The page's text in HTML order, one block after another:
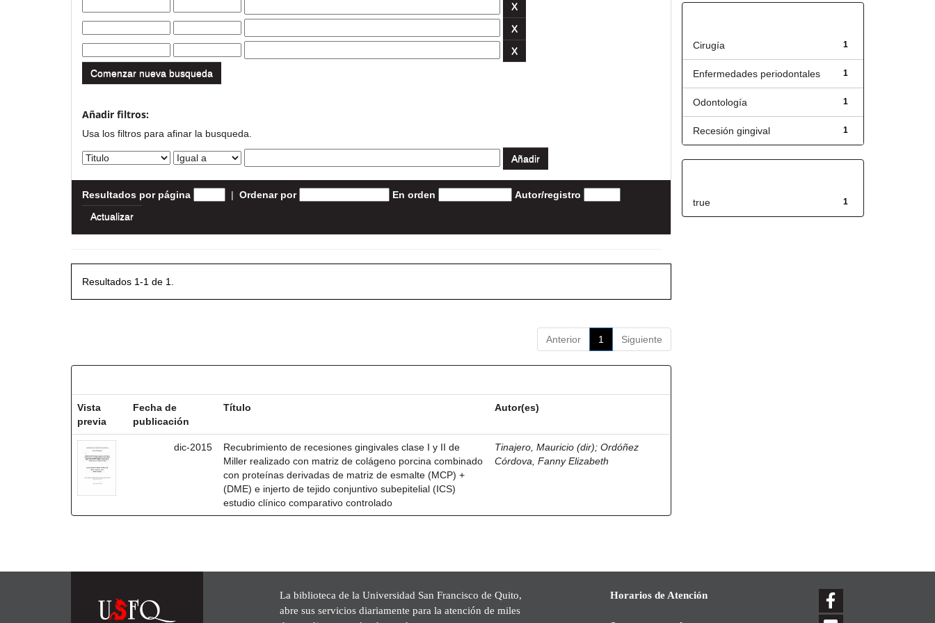
Comenzar nueva busqueda
Añadir filtros:
Usa los filtros para afinar la busqueda.
Resultados por página | Ordenar por En orden Autor/registro
Resultados 1-1 de 1.
Anterior 1 Siguiente
Vista
previa
Fecha de
publicación
Título Autor(es)
dic-2015
Recubrimiento de recesiones gingivales clase I y II de
Miller realizado con matriz de colágeno porcina combinado
con proteínas derivadas de matriz de esmalte (MCP) +
(DME) e injerto de tejido conjuntivo subepitelial (ICS)
estudio clínico comparativo controlado
Tinajero, Mauricio (dir);Ordóñez
Córdova, Fanny Elizabeth
1
Cirugía
1
Enfermedades periodontales
1
Odontología
1
Recesión gingival
1
true
La biblioteca de la Universidad San Francisco de Quito,
abre sus servicios diariamente para la atención de miles
Horarios de Atención